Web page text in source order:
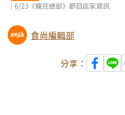
｜6/23《瘋狂總部》節目店家資訊
食尚編輯部
分享：